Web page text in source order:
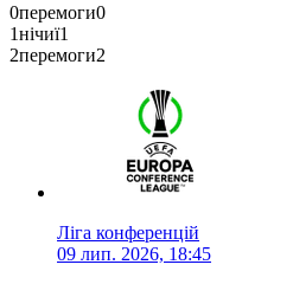
0перемоги0
1нічиї1
2перемоги2
Ліга конференцій
09 лип. 2026, 18:45